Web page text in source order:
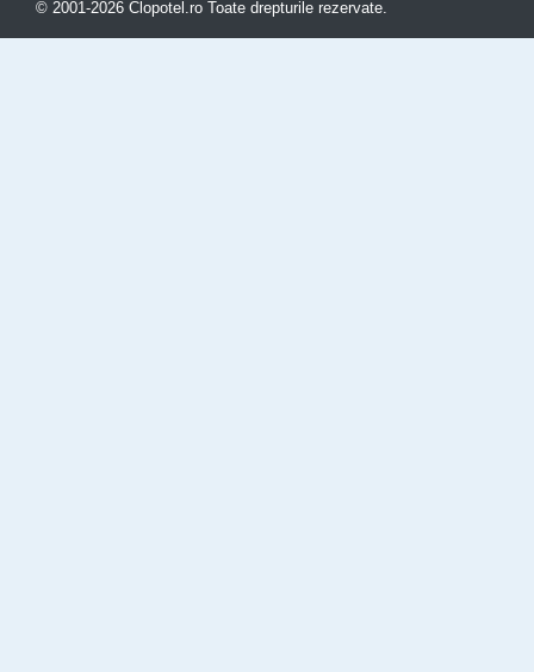
© 2001-2026 Clopotel.ro Toate drepturile rezervate.